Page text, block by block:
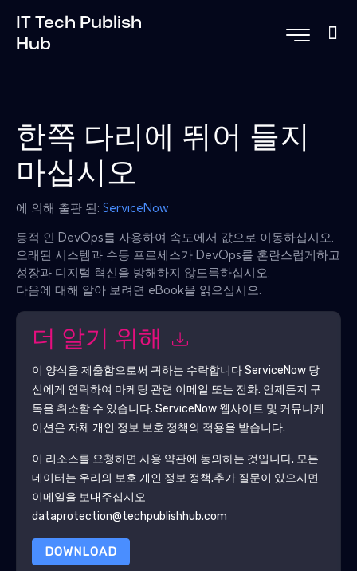
IT Tech Publish
Hub
한쪽 다리에 뛰어 들지
마십시오
에 의해 출판 된: ServiceNow
동적 인 DevOps를 사용하여 속도에서 값으로 이동하십시오.
오래된 시스템과 수동 프로세스가 DevOps를 혼란스럽게하고
성장과 디지털 혁신을 방해하지 않도록하십시오.
다음에 대해 알아 보려면 eBook을 읽으십시오.
더 알기 위해
이 양식을 제출함으로써 귀하는 수락합니다ServiceNow당
신에게 연락하여 마케팅 관련 이메일 또는 전화. 언제든지 구
독을 취소할 수 있습니다. ServiceNow웹사이트 및 커뮤니케
이션은 자체 개인 정보 보호 정책의 적용을 받습니다.
이 리소스를 요청하면 사용 약관에 동의하는 것입니다. 모든
데이터는 우리의 보호 개인 정보 정책.추가 질문이 있으시면
이메일을 보내주십시오
dataprotection@techpublishhub.com
DOWNLOAD